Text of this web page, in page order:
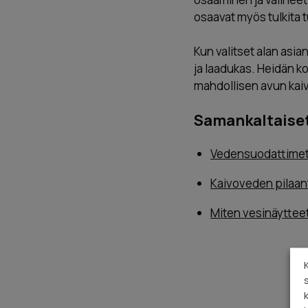
osaavat myös tulkita
Kun valitset alan
ja laadukas. Heidän
mahdollisen avun
Kaivoveden
Miten